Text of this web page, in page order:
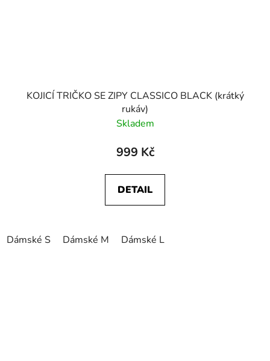
KOJICÍ TRIČKO SE ZIPY CLASSICO BLACK (krátký
rukáv)
Skladem
999 Kč
DETAIL
Dámské S Dámské M Dámské L